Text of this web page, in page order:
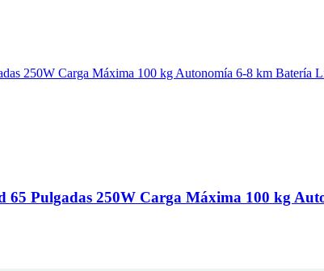
65 Pulgadas 250W Carga Máxima 100 kg